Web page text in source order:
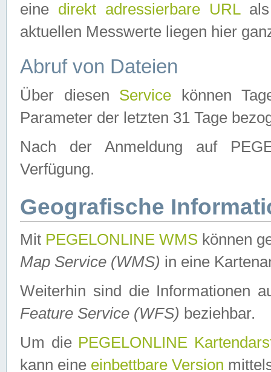
eine direkt adressierbare URLals
aktuellen Messwerte liegen hier
Abruf von Dateien
Über diesen Service können
Parameter der letzten 31 Tage
Nach der Anmeldung auf
Verfügung.
Geografische
Mit PEGELONLINE WMS können
Map Service (WMS) in eine
Weiterhin sind die Informationen
Feature Service (WFS) beziehbar.
Um die PEGELONLINE
kann eine einbettbare Version